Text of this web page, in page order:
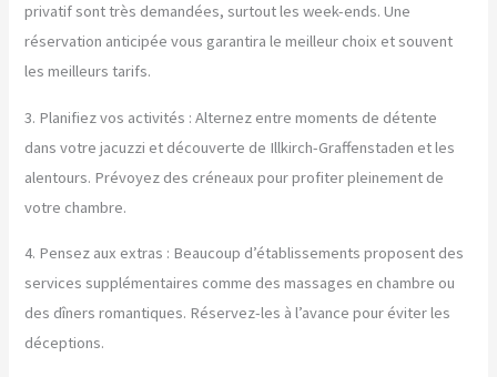
privatif sont très demandées, surtout les week-ends. Une
réservation anticipée vous garantira le meilleur choix et souvent
les meilleurs tarifs.
3. Planifiez vos activités : Alternez entre moments de détente
dans votre jacuzzi et découverte de Illkirch-Graffenstaden et les
alentours. Prévoyez des créneaux pour profiter pleinement de
votre chambre.
4. Pensez aux extras : Beaucoup d’établissements proposent des
services supplémentaires comme des massages en chambre ou
des dîners romantiques. Réservez-les à l’avance pour éviter les
déceptions.